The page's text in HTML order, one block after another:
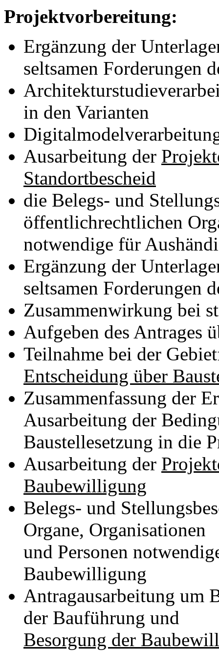
Projektvorbereitung:
Ergänzung der
seltsamen Forderungen
in den Varianten
Ausarbeitung der
Standortbescheid
die Belegs- und
öffentlichrechtlichen
notwendige für
Ergänzung der
seltsamen Forderungen
Zusammenwirkung bei
Aufgeben des Antrages
Teilnahme bei der
Entscheidung über
Zusammenfassung der
Ausarbeitung der
Baustellesetzung in die
Ausarbeitung der
Baubewilligung
Belegs- und
Organe, Organisationen
und Personen
Baubewilligung
Antragausarbeitung um
der Bauführung und
Besorgung der